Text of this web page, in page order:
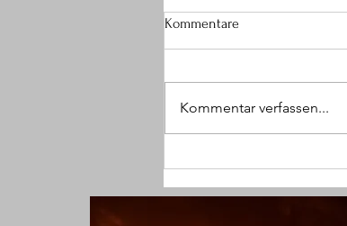
Kommentare
Kommentar verfassen...